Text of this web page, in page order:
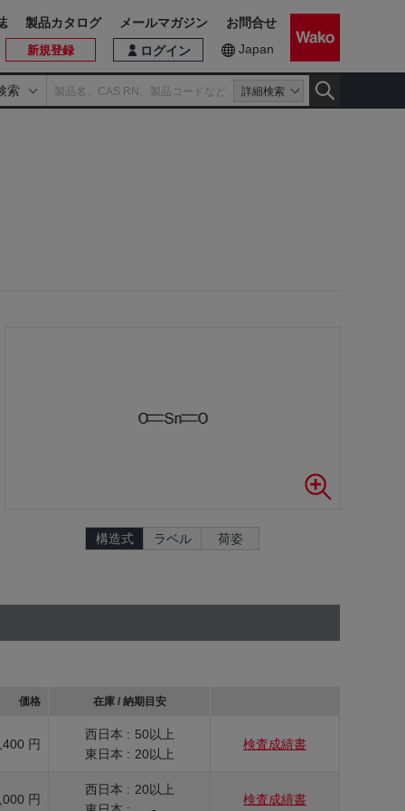
索 詳細検索
ログイン
新規登録 Japan
製品カタログ メールマガジン お問合せ
構造式 ラベル 荷姿
価格 在庫 / 納期目安
円
西日本 : 50以上
東日本 : 20以上
検査成績書
円
西日本 : 20以上
検査成績書